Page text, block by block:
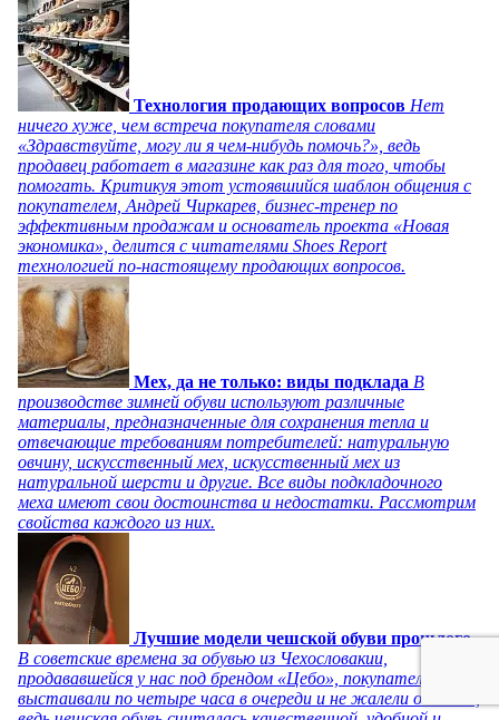
Технология продающих вопросов Нет
ничего хуже, чем встреча покупателя словами
«Здравствуйте, могу ли я чем-нибудь помочь?», ведь
продавец работает в магазине как раз для того, чтобы
помогать. Критикуя этот устоявшийся шаблон общения с
покупателем, Андрей Чиркарев, бизнес-тренер по
эффективным продажам и основатель проекта «Новая
экономика», делится с читателями Shoes Report
технологией по-настоящему продающих вопросов.
Мех, да не только: виды подклада В
производстве зимней обуви используют различные
материалы, предназначенные для сохранения тепла и
отвечающие требованиям потребителей: натуральную
овчину, искусственный мех, искусственный мех из
натуральной шерсти и другие. Все виды подкладочного
меха имеют свои достоинства и недостатки. Рассмотрим
свойства каждого из них.
Лучшие модели чешской обуви прошлого
В советские времена за обувью из Чехословакии,
продававшейся у нас под брендом «Цебо», покупатели
выстаивали по четыре часа в очереди и не жалели об этом,